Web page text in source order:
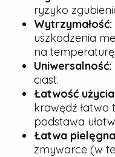
ryzyko
Wytrzymałość:
uszkodzenia
na
Uniwersalność:
ciast.
Łatwość
krawędź łatwo
podstawa
Łatwa
zmywarce (w